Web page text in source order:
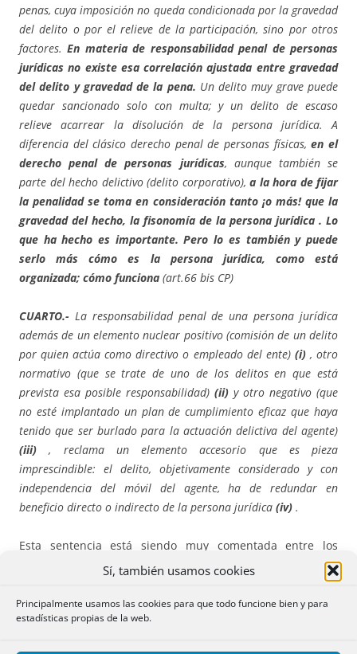
Sí, también usamos cookies
Principalmente usamos las cookies para que todo funcione bien y para
estadísticas propias de la web.
penas, cuya imposición no queda condicionada por la gravedad
del delito o por el relieve de la participación, sino por otros
factores.En materia de responsabilidad penal de personas
jurídicas no existe esa correlación ajustada entre gravedad
del delito y gravedad de la pena. Un delito muy grave puede
quedar sancionado solo con multa; y un delito de escaso
relieve acarrear la disolución de la persona jurídica. A
diferencia del clásico derecho penal de personas físicas,en el
derecho penal de personas jurídicas, aunque también se
parte del hecho delictivo (delito corporativo), a la hora de fijar
la penalidad se toma en consideración tanto ¡o más! que la
gravedad del hecho, la fisonomía de la persona jurídica . Lo
que ha hecho es importante. Pero lo es también y puede
serlo más cómo es la persona jurídica, como está
organizada; cómo funciona (art.66 bis CP)
CUARTO.- La responsabilidad penal de una persona jurídica
además de un elemento nuclear positivo (comisión de un delito
por quien actúa como directivo o empleado del ente) (i) , otro
normativo (que se trate de uno de los delitos en que está
prevista esa posible responsabilidad) (ii) y otro negativo (que
no esté implantado un plan de cumplimiento eficaz que haya
tenido que ser burlado para la actuación delictiva del agente)
(iii), reclama un elemento accesorio que es pieza
imprescindible: el delito, objetivamente considerado y con
independencia del móvil del agente, ha de redundar en
beneficio directo o indirecto de la persona jurídica (iv) .
Esta sentencia está siendo muy comentada entre los
medios que se ocupan de la jurisprudencia de la Sala
Segunda del Tribunal Supremo. No sé si tiene que ver
otras noticias de rabiosa actualidad.